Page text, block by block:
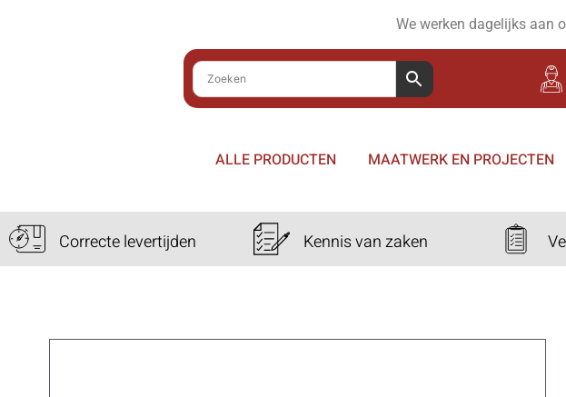
We werken dagelijks aan
ALLE PRODUCTEN MAATWERK EN PROJECTEN
Correcte levertijden Kennis van zaken